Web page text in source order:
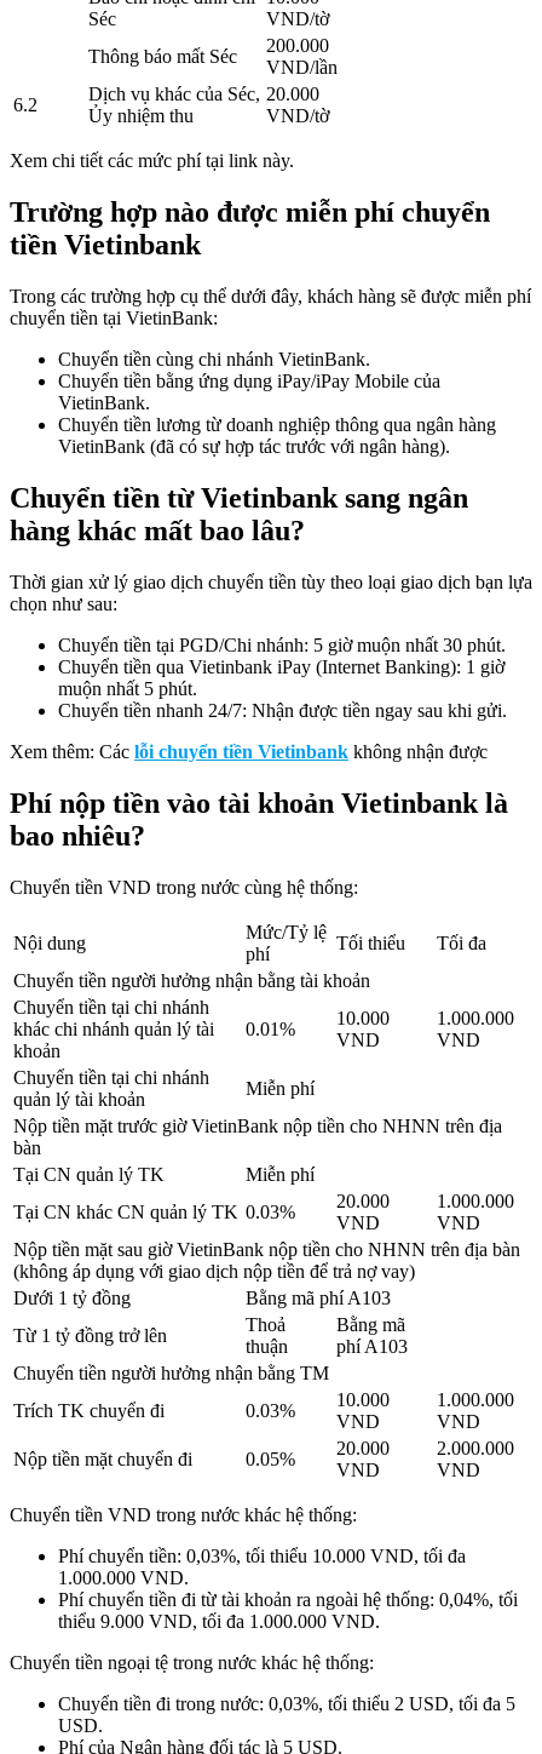
Séc
VND/tờ
Thông báo mất Séc
200.000
VND/lần
6.2
Dịch vụ khác của Séc,
Ủy nhiệm thu
20.000
VND/tờ
Xem chi tiết các mức phí tại link này.
Trường hợp nào được miễn phí chuyển
tiền Vietinbank
Trong các trường hợp cụ thể dưới đây, khách hàng sẽ được miễn phí
chuyển tiền tại VietinBank:
Chuyển tiền cùng chi nhánh VietinBank.
Chuyển tiền bằng ứng dụng iPay/iPay Mobile của
VietinBank.
Chuyển tiền lương từ doanh nghiệp thông qua ngân hàng
VietinBank (đã có sự hợp tác trước với ngân hàng).
Chuyển tiền từ Vietinbank sang ngân
hàng khác mất bao lâu?
Thời gian xử lý giao dịch chuyển tiền tùy theo loại giao dịch bạn lựa
chọn như sau:
Chuyển tiền tại PGD/Chi nhánh: 5 giờ muộn nhất 30 phút.
Chuyển tiền qua Vietinbank iPay (Internet Banking): 1 giờ
muộn nhất 5 phút.
Chuyển tiền nhanh 24/7: Nhận được tiền ngay sau khi gửi.
Xem thêm: Các lỗi chuyển tiền Vietinbank không nhận được
Phí nộp tiền vào tài khoản Vietinbank là
bao nhiêu?
Chuyển tiền VND trong nước cùng hệ thống:
Nội dung
Mức/Tỷ lệ
phí
Tối thiểu
Tối đa
Chuyển tiền người hưởng nhận bằng tài khoản
Chuyển tiền tại chi nhánh
khác chi nhánh quản lý tài
khoản
0.01%
10.000
VND
1.000.000
VND
Chuyển tiền tại chi nhánh
quản lý tài khoản
Miễn phí
Nộp tiền mặt trước giờ VietinBank nộp tiền cho NHNN trên địa
bàn
Tại CN quản lý TK
Miễn phí
Tại CN khác CN quản lý TK 0.03%
20.000
VND
1.000.000
VND
Nộp tiền mặt sau giờ VietinBank nộp tiền cho NHNN trên địa bàn
(không áp dụng với giao dịch nộp tiền để trả nợ vay)
Dưới 1 tỷ đồng
Bằng mã phí A103
Từ 1 tỷ đồng trở lên
Thoả
thuận
Bằng mã
phí A103
Chuyển tiền người hưởng nhận bằng TM
Trích TK chuyển đi
0.03%
10.000
VND
1.000.000
VND
Nộp tiền mặt chuyển đi
0.05%
20.000
VND
2.000.000
VND
Chuyển tiền VND trong nước khác hệ thống:
Phí chuyển tiền: 0,03%, tối thiểu 10.000 VND, tối đa
1.000.000 VND.
Phí chuyển tiền đi từ tài khoản ra ngoài hệ thống: 0,04%, tối
thiểu 9.000 VND, tối đa 1.000.000 VND.
Chuyển tiền ngoại tệ trong nước khác hệ thống:
Chuyển tiền đi trong nước: 0,03%, tối thiểu 2 USD, tối đa 5
USD.
Phí của Ngân hàng đối tác là 5 USD.